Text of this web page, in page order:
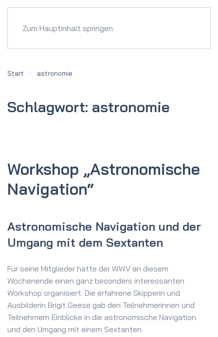
Zum Hauptinhalt springen
Start astronomie
Schlagwort: astronomie
Workshop „Astronomische
Navigation“
Astronomische Navigation und der
Umgang mit dem Sextanten
Für seine Mitglieder hatte der WWV an diesem
Wochenende einen ganz besonders interessanten
Workshop organisiert. Die erfahrene Skipperin und
Ausbilderin Brigit Geese gab den Teilnehmerinnen und
Teilnehmern Einblicke in die astronomische Navigation
und den Umgang mit einem Sextanten.